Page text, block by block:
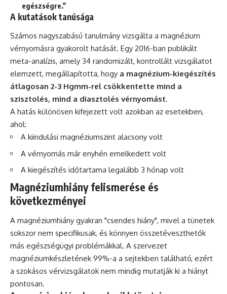
egészségre."
A kutatások tanúsága
Számos nagyszabású tanulmány vizsgálta a magnézium
vérnyomásra gyakorolt hatását. Egy 2016-ban publikált
meta-analízis, amely 34 randomizált, kontrollált vizsgálatot
elemzett, megállapította, hogy a magnézium-kiegészítés
átlagosan 2-3 Hgmm-rel csökkentette mind a
szisztolés, mind a diasztolés vérnyomást.
A hatás különösen kifejezett volt azokban az esetekben,
ahol:
A kiindulási magnéziumszint alacsony volt
A vérnyomás már enyhén emelkedett volt
A kiegészítés időtartama legalább 3 hónap volt
Magnéziumhiány felismerése és
következményei
A magnéziumhiány gyakran "csendes hiány", mivel a tünetek
sokszor nem specifikusak, és könnyen összetéveszthetők
más egészségügyi problémákkal. A szervezet
magnéziumkészletének 99%-a a sejtekben található, ezért
a szokásos vérvizsgálatok nem mindig mutatják ki a hiányt
pontosan.